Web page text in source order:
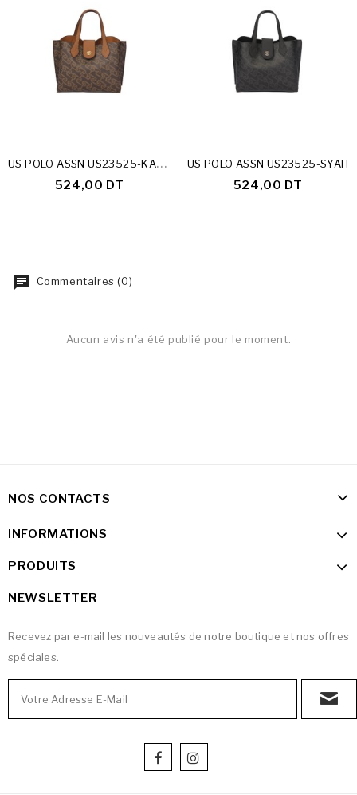
U
S POLO ASSN US23525-KAHVE
524,00 DT
US POLO ASSN US23525-SYAH
524,00 DT
Commentaires (0)
Aucun avis n'a été publié pour le moment.
NOS CONTACTS
INFORMATIONS
PRODUITS
NEWSLETTER
Recevez par e-mail les nouveautés de notre boutique et nos offres
spéciales.